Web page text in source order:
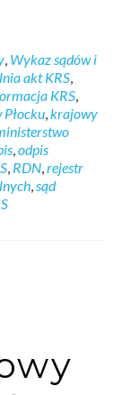
, Wykaz sądów i
akt KRS,
KRS,
,krajowy
,odpis
, RDN,rejestr
,sąd